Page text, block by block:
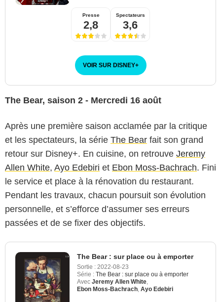
Presse
2,8
Spectateurs
3,6
VOIR SUR DISNEY+
The Bear, saison 2 - Mercredi 16 août
Après une première saison acclamée par la critique
et les spectateurs, la série The Bear fait son grand
retour sur Disney+. En cuisine, on retrouve Jeremy
Allen White, Ayo Edebiri et Ebon Moss-Bachrach. Fini
le service et place à la rénovation du restaurant.
Pendant les travaux, chacun poursuit son évolution
personnelle, et s’efforce d’assumer ses erreurs
passées et de se fixer des objectifs.
The Bear : sur place ou à emporter
Sortie : 2022-08-23
Série : The Bear : sur place ou à emporter
Avec Jeremy Allen White,
Ebon Moss-Bachrach, Ayo Edebiri